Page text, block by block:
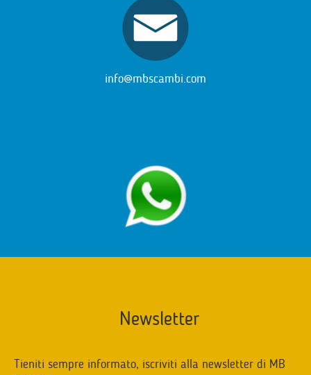
info@mbscambi.com
Newsletter
Tieniti sempre informato, iscriviti alla newsletter di MB